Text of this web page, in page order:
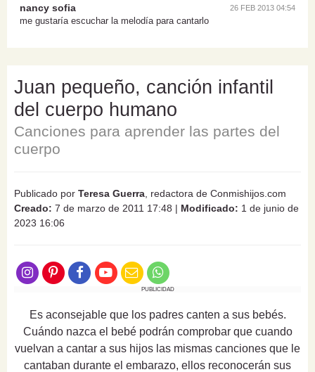
26 FEB 2013 04:54
nancy sofia
me gustaría escuchar la melodía para cantarlo
Juan pequeño, canción infantil
del cuerpo humano
Canciones para aprender las partes del
cuerpo
Publicado por Teresa Guerra, redactora de Conmishijos.com
Creado: 7 de marzo de 2011 17:48 | Modificado: 1 de junio de
2023 16:06
PUBLICIDAD
Es aconsejable que los padres canten a sus bebés.
Cuándo nazca el bebé podrán comprobar que cuando
vuelvan a cantar a sus hijos las mismas canciones que le
cantaban durante el embarazo, ellos reconocerán sus